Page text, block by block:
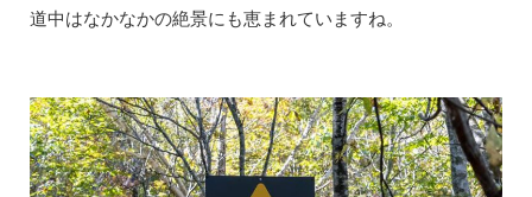
道中はなかなかの絶景にも恵まれていますね。